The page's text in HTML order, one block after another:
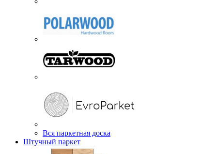
Вся паркетная доска
Штучный паркет